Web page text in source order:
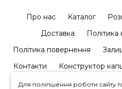
Про нас Каталог
Доставка
Політика
Політика повернення
Контакти
Конструктор
Для поліпшення роботи сайту